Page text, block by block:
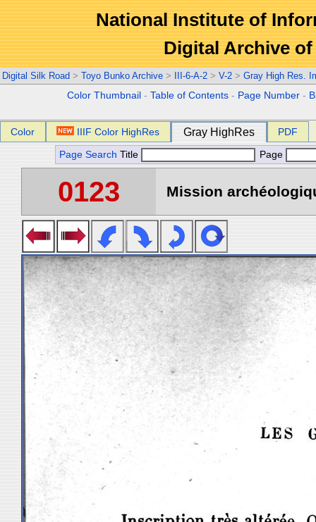
National Institute of
Digital Archive
Digital Silk Road > Toyo Bunko Archive > III-6-A-2 > V-2 > Gray High Res.
Color Thumbnail -Table of Contents - Page Number -
Color IIIF Color HighRes Gray HighRes PDF
Page Search Title Page
0123 Mission